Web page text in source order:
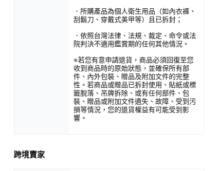
．所購產品為個人衛生用品（如內衣褲、
刮鬍刀、穿戴式美甲等）且已拆封；
．依照台灣法律、法規、裁定、命令或法
院判決不適用鑑賞期的任何其他情況。
※若您有意申請退貨，商品必須回復至您
收到商品時的原始狀態，並確保所有部
件、內外包裝、贈品及附加文件的完整
性。若商品或贈品已拆封使用、貼紙或標
籤脫落、吊牌拆除、或有任何部件、包
裝、贈品或附加文件遺失、故障、受到污
損等情況，您的退貨權益有可能受到影
響。
跨境賣家